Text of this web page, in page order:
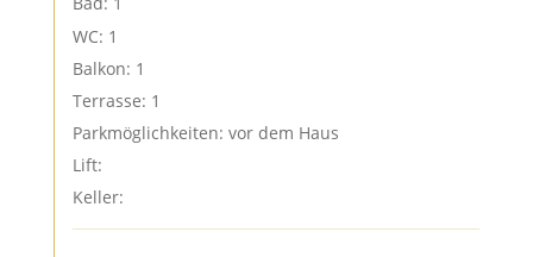
WC: 1
Balkon: 1
Terrasse: 1
Parkmöglichkeiten: vor dem Haus
Lift:
Keller: